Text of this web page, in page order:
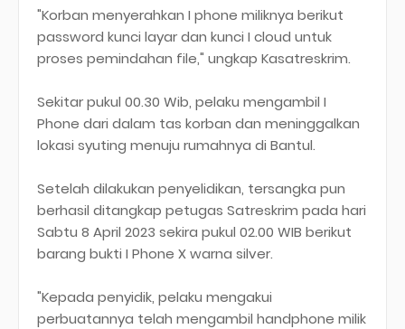
"Korban menyerahkan I phone miliknya berikut
password kunci layar dan kunci I cloud untuk
proses pemindahan file," ungkap Kasatreskrim.
Sekitar pukul 00.30 Wib, pelaku mengambil I
Phone dari dalam tas korban dan meninggalkan
lokasi syuting menuju rumahnya di Bantul.
Setelah dilakukan penyelidikan, tersangka pun
berhasil ditangkap petugas Satreskrim pada hari
Sabtu 8 April 2023 sekira pukul 02.00 WIB berikut
barang bukti I Phone X warna silver.
"Kepada penyidik, pelaku mengakui
perbuatannya telah mengambil handphone milik